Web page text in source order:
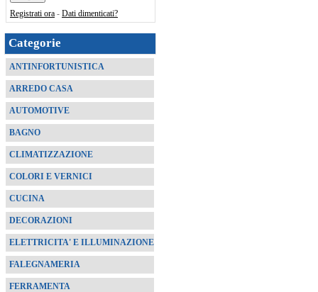
Registrati ora - Dati dimenticati?
Categorie
ANTINFORTUNISTICA
ARREDO CASA
AUTOMOTIVE
BAGNO
CLIMATIZZAZIONE
COLORI E VERNICI
CUCINA
DECORAZIONI
ELETTRICITA' E ILLUMINAZIONE
FALEGNAMERIA
FERRAMENTA